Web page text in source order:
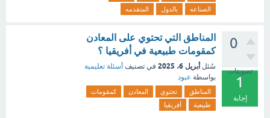
الصناعه
بالدول المتقدمه
0
تصويتات
1
إجابة
المناطق التي تحتوي على المعادن
كمقومات طبيعية في أفريقيا ؟
سُئل أبريل 6، 2025 في تصنيف أسئلة تعليمية
بواسطة عبود
المناطق تحتوي المعادن
كمقومات
طبيعية
أفريقيا